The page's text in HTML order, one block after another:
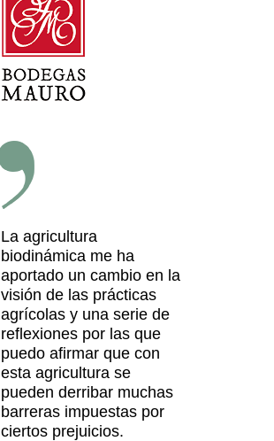
La agricultura
biodinámica me ha
aportado un cambio en la
visión de las prácticas
agrícolas y una serie de
reflexiones por las que
puedo afirmar que con
esta agricultura se
pueden derribar muchas
barreras impuestas por
ciertos prejuicios.